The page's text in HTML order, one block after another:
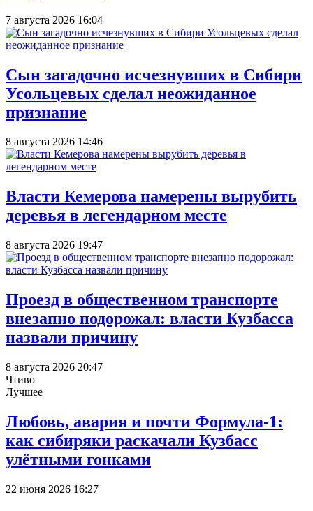
7 августа 2026 16:04
Сын загадочно исчезнувших в Сибири
Усольцевых сделал неожиданное
признание
8 августа 2026 14:46
Власти Кемерова намерены вырубить
деревья в легендарном месте
8 августа 2026 19:47
Проезд в общественном транспорте
внезапно подорожал: власти Кузбасса
назвали причину
8 августа 2026 20:47
Чтиво
Лучшее
Любовь, авария и почти Формула-1:
как сибиряки раскачали Кузбасс
улётными гонками
22 июня 2026 16:27